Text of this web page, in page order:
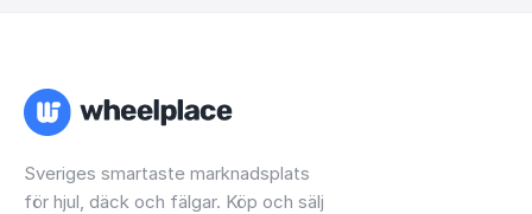
Sveriges smartaste marknadsplats
för hjul, däck och fälgar. Köp och sälj